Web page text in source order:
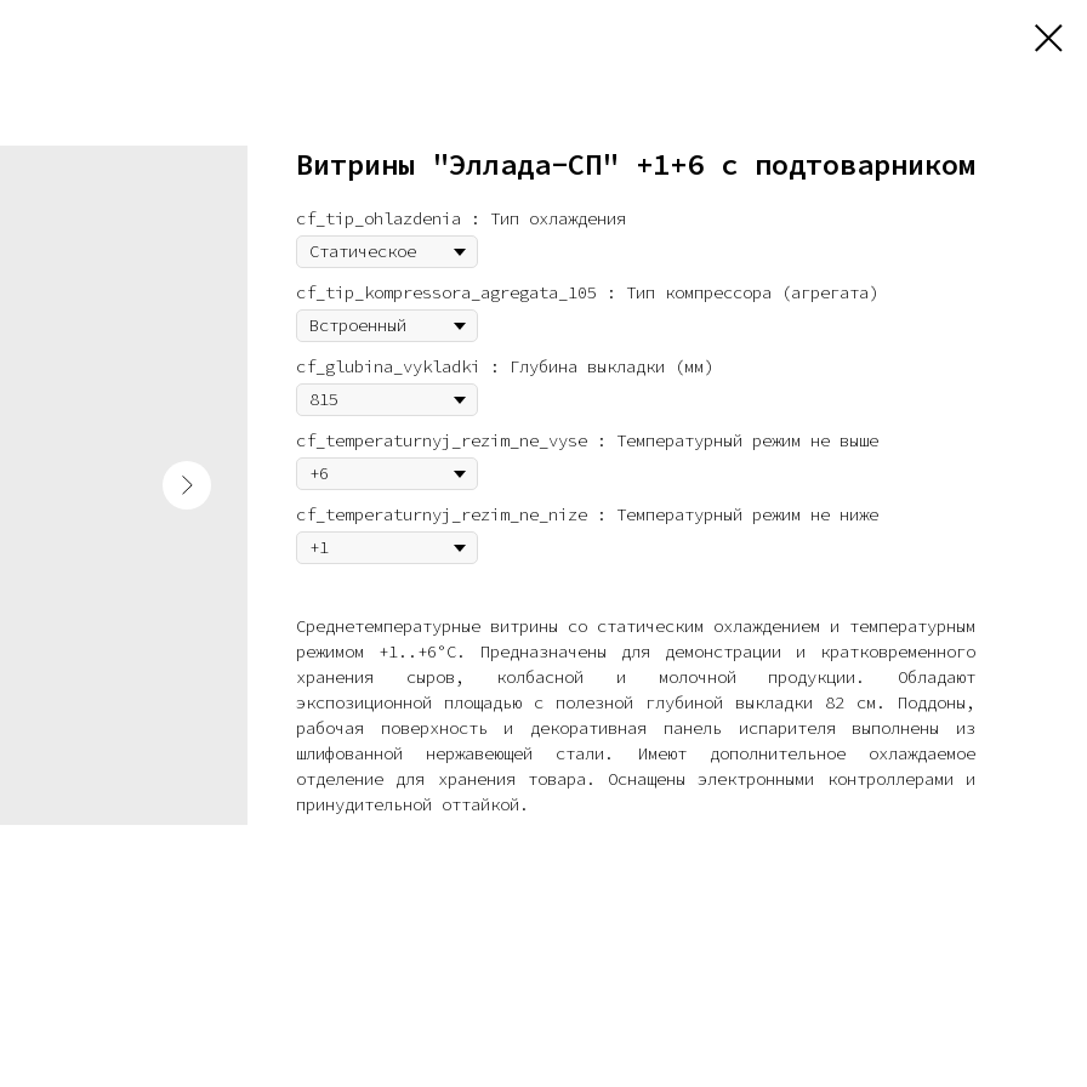
Витрины "Эллада-СП" +1+6 с подтоварником
cf_tip_ohlazdenia : Тип охлаждения
cf_tip_kompressora_agregata_105 : Тип компрессора (агрегата)
cf_glubina_vykladki : Глубина выкладки (мм)
cf_temperaturnyj_rezim_ne_vyse : Температурный режим не выше
cf_temperaturnyj_rezim_ne_nize : Температурный режим не ниже
Среднетемпературные витрины со статическим охлаждением и температурным
peжимом +1..+6°С. Предназначены для демонстрации и кратковременного
хранения сыров, колбасной и молочной продукции. Обладают
экспозиционной площадью с полезной глубиной выкладки 82 см. Поддоны,
рабочая поверхность и декоративная панель испарителя выполнены из
шлифованной нержавеющей стали. Имеют дополнительное охлаждаемое
отделение для хранения товара. Оснащены электронными контроллерами и
принудительной оттайкой.